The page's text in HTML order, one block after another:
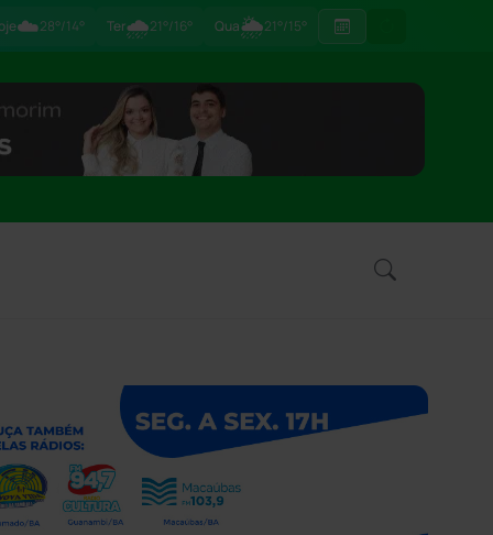
☁️28°/14° Ter🌧21°/16° Qua🌦21°/15°